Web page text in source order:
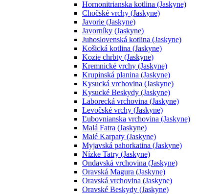
Hornonitrianska kotlina (Jaskyne)
Chočské vrchy (Jaskyne)
Javorie (Jaskyne)
Javorníky (Jaskyne)
Juhoslovenská kotlina (Jaskyne)
Košická kotlina (Jaskyne)
Kozie chrbty (Jaskyne)
Kremnické vrchy (Jaskyne)
Krupinská planina (Jaskyne)
Kysucká vrchovina (Jaskyne)
Kysucké Beskydy (Jaskyne)
Laborecká vrchovina (Jaskyne)
Levočské vrchy (Jaskyne)
Ľubovnianska vrchovina (Jaskyne)
Malá Fatra (Jaskyne)
Malé Karpaty (Jaskyne)
Myjavská pahorkatina (Jaskyne)
Nízke Tatry (Jaskyne)
Ondavská vrchovina (Jaskyne)
Oravská Magura (Jaskyne)
Oravská vrchovina (Jaskyne)
Oravské Beskydy (Jaskyne)